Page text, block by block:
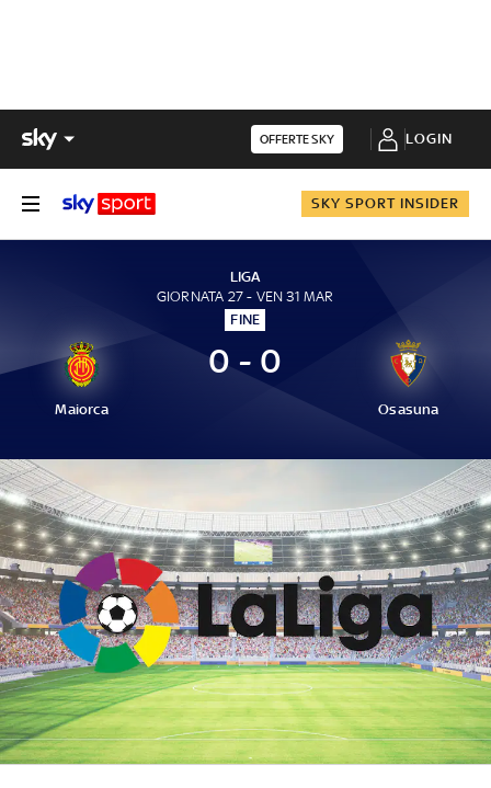
OFFERTE SKY LOGIN
SKY SPORT INSIDER
LIGA
GIORNATA 27 - VEN 31 MAR
FINE
Maiorca
0 - 0
Osasuna
0 - 0